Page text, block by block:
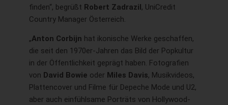
finden“, begrüßt Robert Zadrazil, UniCredit
Country Manager Österreich.
„Anton Corbijn hat ikonische Werke geschaffen,
die seit den 1970er-Jahren das Bild der Popkultur
in der Öffentlichkeit geprägt haben. Fotografien
von David Bowie oder Miles Davis, Musikvideos,
Plattencover und Filme für Depeche Mode und U2,
aber auch einfühlsame Porträts von Hollywood-